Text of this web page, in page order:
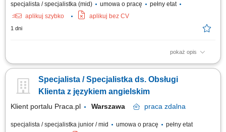
specjalista / specjalistka (mid) umowa o pracę
pełny etat
aplikuj szybko
aplikuj bez CV
1 dni
pokaż opis
What we do We are dedicated to helping the world's leading companies
digital. Cognizant Poland offices are located in Gdańsk, Wrocław, and
Kraków. With the capacity to support various clients, we offer a world of...
Specjalista / Specjalistka ds. Obsługi
Klienta z językiem angielskim
Klient portalu Praca.pl Warszawa praca zdalna
specjalista / specjalistka junior / mid umowa o pracę
pełny etat